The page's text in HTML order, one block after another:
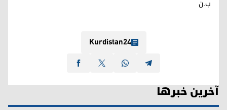
ب.ن
Kurdistan24
آخرین خبرها